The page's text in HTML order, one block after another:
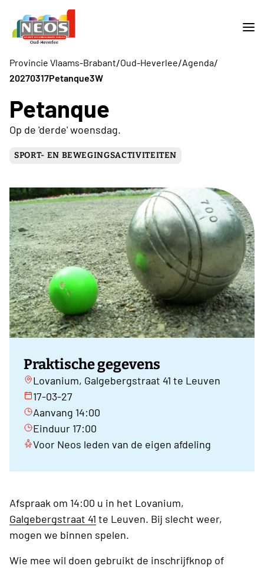
Provincie Vlaams-Brabant/Oud-Heverlee/Agenda/
20270317Petanque3W
Petanque
Op de 'derde' woensdag.
SPORT- EN BEWEGINGSACTIVITEITEN
Praktische gegevens
Lovanium, Galgebergstraat 41 te Leuven
17-03-27
Aanvang 14:00
Einduur 17:00
Voor Neos leden van de eigen afdeling
Afspraak om 14:00 u in het Lovanium,
Galgebergstraat 41 te Leuven. Bij slecht weer,
mogen we binnen spelen.
Wie mee wil doen gebruikt de inschrijfknop of